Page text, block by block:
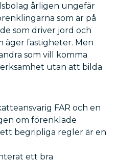
årligen ungefär
som är på
som driver jord och
äger fastigheter. Men
som vill komma
utan att bilda
FAR och en
om förenklade
begripliga regler är en
ett bra